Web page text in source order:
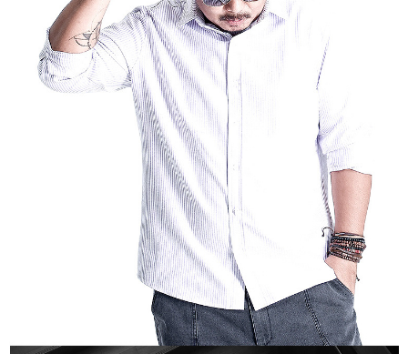
３．未成年的使用者請事先徵得法定代理人或監護人之同意方可使用
「AFTEE先享後付」，若未經同意申辦者引起之損失，本公司不負相關責
４．使用「AFTEE先享後付」時，將依據個別帳號之用戶狀況，依本公司即
時審查核予不同之上限額度；若仍有額度不足之情形，本公司將視審查結果
請求用戶進行身份認證。
５．嚴禁一人註冊多個帳號或使用他人資訊註冊。若發現惡意使用之情形，
恩沛科技股份有限公司將有權停止該用戶之使用額度並採取法律行動。